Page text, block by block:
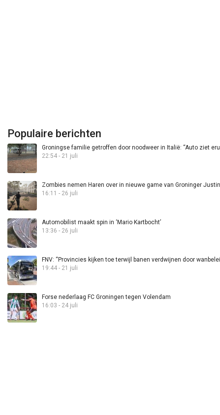
Populaire berichten
Groningse familie getroffen door noodweer in Italië: “Auto ziet
22:54 - 21 juli
Zombies nemen Haren over in nieuwe game van Groninger
16:11 - 26 juli
Automobilist maakt spin in ‘Mario Kartbocht’
13:36 - 26 juli
FNV: “Provincies kijken toe terwijl banen verdwijnen door
19:44 - 21 juli
Forse nederlaag FC Groningen tegen Volendam
16:03 - 24 juli